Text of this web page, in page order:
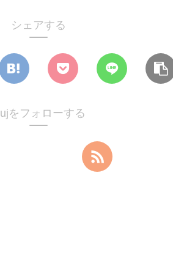
シェアする
をフォローする